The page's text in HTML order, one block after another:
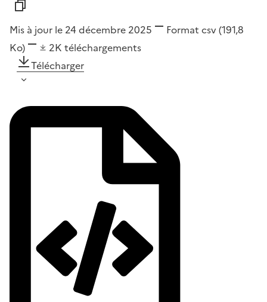
Mis à jour le 24 décembre 2025 Format csv(191,8
Ko)
2K téléchargements
Télécharger